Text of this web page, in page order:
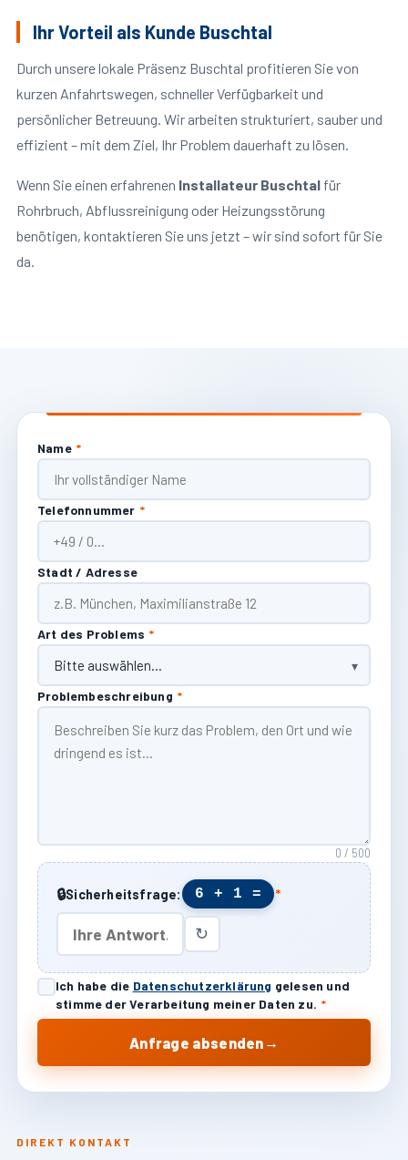
Ihr Vorteil als Kunde Buschtal
Durch unsere lokale Präsenz Buschtal profitieren Sie von
kurzen Anfahrtswegen, schneller Verfügbarkeit und
persönlicher Betreuung. Wir arbeiten strukturiert, sauber und
effizient – mit dem Ziel, Ihr Problem dauerhaft zu lösen.
Wenn Sie einen erfahrenen Installateur Buschtalfür
Rohrbruch, Abflussreinigung oder Heizungsstörung
benötigen, kontaktieren Sie uns jetzt – wir sind sofort für Sie
da.
DIREKT KONTAKT
Name *
Telefonnummer *
Stadt / Adresse
Art des Problems *
Problembeschreibung *
0 / 500
🔒Sicherheitsfrage: 6 + 1 = *
↻
Ich habe die Datenschutzerklärung gelesen und
stimme der Verarbeitung meiner Daten zu. *
Anfrage absenden →